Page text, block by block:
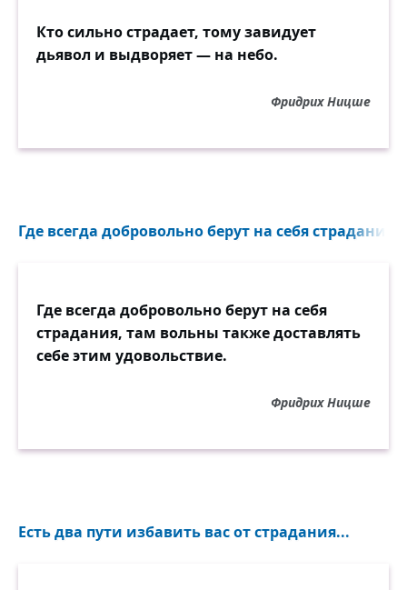
Кто сильно страдает, тому завидует
дьявол и выдворяет — на небо.
Фридрих Ницше
Где всегда добровольно берут на себя страдания...
Где всегда добровольно берут на себя
страдания, там вольны также доставлять
себе этим удовольствие.
Фридрих Ницше
Есть два пути избавить вас от страдания...